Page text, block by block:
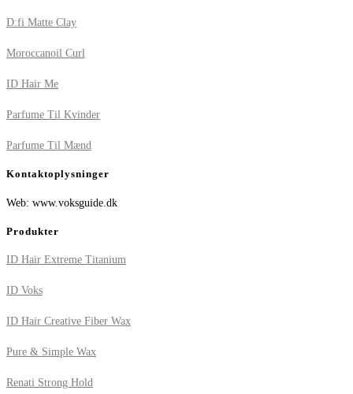
D:fi Matte Clay
Moroccanoil Curl
ID Hair Me
Parfume Til Kvinder
Parfume Til Mænd
Kontaktoplysninger
Web: www.voksguide.dk
Produkter
ID Hair Extreme Titanium
ID Voks
ID Hair Creative Fiber Wax
Pure & Simple Wax
Renati Strong Hold